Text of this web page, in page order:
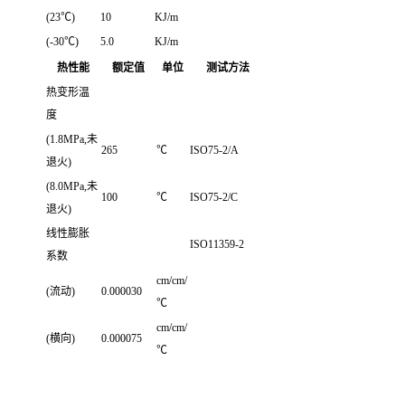
(23℃) 10
KJ/m
(-30℃)
5.0 KJ/m
热性能 额定值 单位
测试方法
热变形温
度
(1.8MPa,未
退火)
265 ℃ ISO75-2/A
(8.0MPa,未
退火)
100 ℃ ISO75-2/C
线性膨胀
系数
ISO11359-2
(流动) 0.000030
cm/cm/
℃
(横向) 0.000075
cm/cm/
℃